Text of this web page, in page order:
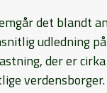
det blandt
udledning
der er